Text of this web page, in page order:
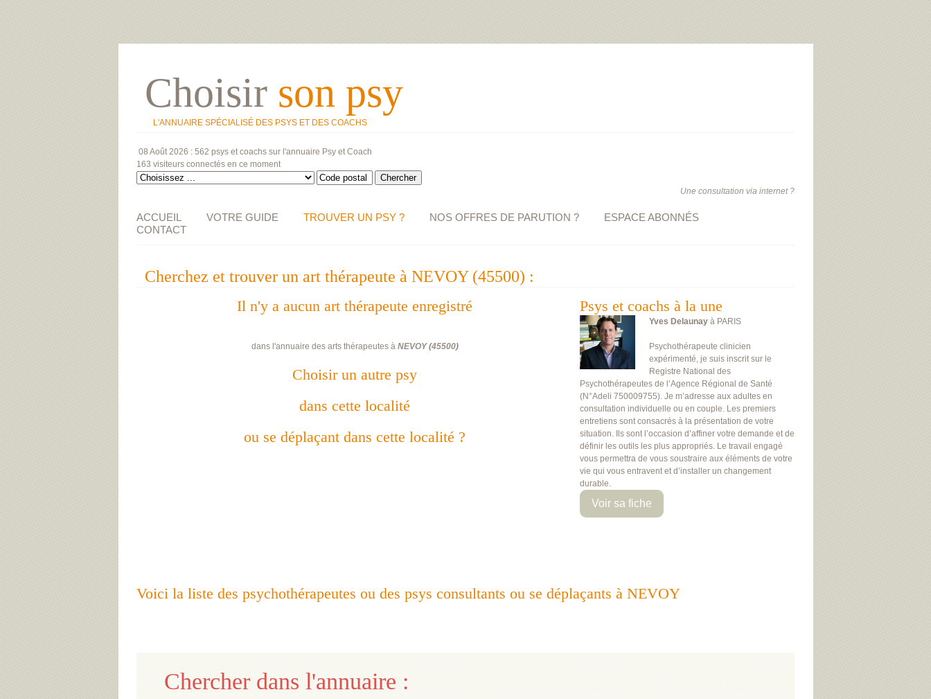
Choisir son psy
L'ANNUAIRE SPÉCIALISÉ DES PSYS ET DES COACHS
08 Août 2026 : 562 psys et coachs sur l'annuaire Psy et Coach
163 visiteurs connectés en ce moment
Une consultation via internet ?
ACCUEIL VOTRE GUIDE TROUVER UN PSY ? NOS OFFRES DE PARUTION ?
ESPACE ABONNÉS
CONTACT
Cherchez et trouver un art thérapeute à NEVOY (45500) :
Il n'y a aucun art thérapeute enregistré
dans l'annuaire des arts thérapeutes à NEVOY(45500)
Choisir un autre psy
dans cette localité
ou se déplaçant dans cette localité ?
Psys et coachs à la une
Yves Delaunay à PARIS
Psychothérapeute clinicien
expérimenté, je suis inscrit sur le
Registre National des
Psychothérapeutes de l’Agence Régional de Santé
(N°Adeli 750009755). Je m’adresse aux adultes en
consultation individuelle ou en couple. Les premiers
entretiens sont consacrés à la présentation de votre
situation. Ils sont l’occasion d’affiner votre demande et de
définir les outils les plus appropriés. Le travail engagé
vous permettra de vous soustraire aux éléments de votre
vie qui vous entravent et d’installer un changement
durable.
Voir sa fiche
Voici la liste des psychothérapeutes ou des psys consultants ou se déplaçants à NEVOY
Chercher dans l'annuaire :